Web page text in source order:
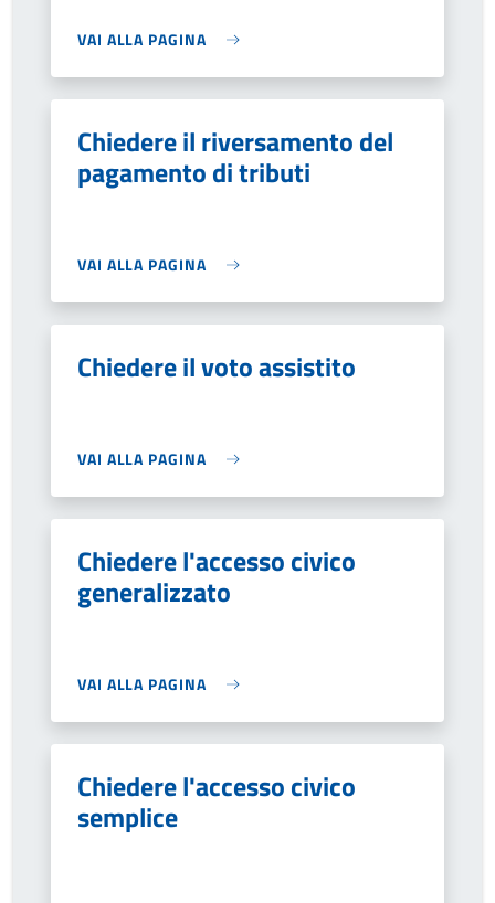
VAI ALLA PAGINA
Chiedere il riversamento del
pagamento di tributi
VAI ALLA PAGINA
Chiedere il voto assistito
VAI ALLA PAGINA
Chiedere l'accesso civico
generalizzato
VAI ALLA PAGINA
Chiedere l'accesso civico
semplice